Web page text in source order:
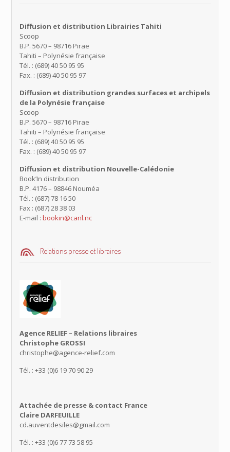
Diffusion et distribution Librairies Tahiti
Scoop
B.P. 5670 – 98716 Pirae
Tahiti – Polynésie française
Tél. : (689) 40 50 95 95
Fax. : (689) 40 50 95 97
Diffusion et distribution grandes surfaces et archipels
de la Polynésie française
Scoop
B.P. 5670 – 98716 Pirae
Tahiti – Polynésie française
Tél. : (689) 40 50 95 95
Fax. : (689) 40 50 95 97
Diffusion et distribution Nouvelle-Calédonie
Book’In distribution
B.P. 4176 – 98846 Nouméa
Tél. : (687) 78 16 50
Fax : (687) 28 38 03
E-mail : bookin@canl.nc
Relations presse et libraires
Agence RELIEF – Relations libraires
Christophe GROSSI
christophe@agence-relief.com
Tél. : +33 (0)6 19 70 90 29
Attachée de presse & contact France
Claire DARFEUILLE
cd.auventdesiles@gmail.com
Tél. : +33 (0)6 77 73 58 95